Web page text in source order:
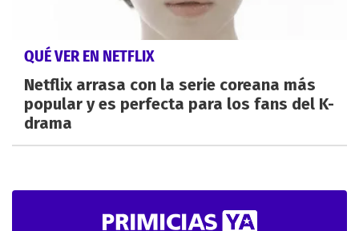
QUÉ VER EN NETFLIX
Netflix arrasa con la serie coreana más
popular y es perfecta para los fans del K-
drama